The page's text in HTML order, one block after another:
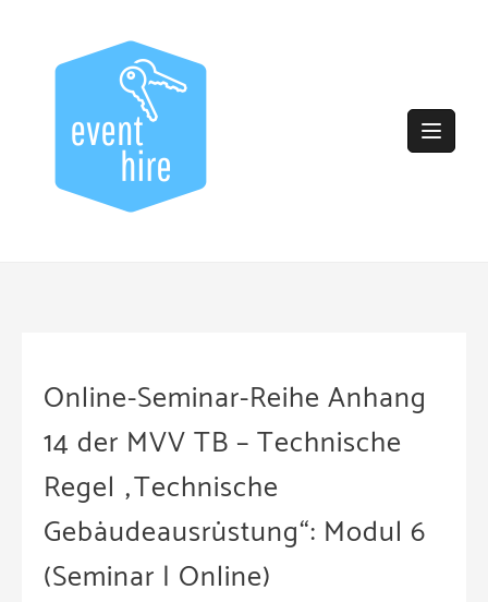
Online-Seminar-Reihe Anhang
14 der MVV TB – Technische
Regel „Technische
Gebäudeausrüstung“: Modul 6
(Seminar | Online)